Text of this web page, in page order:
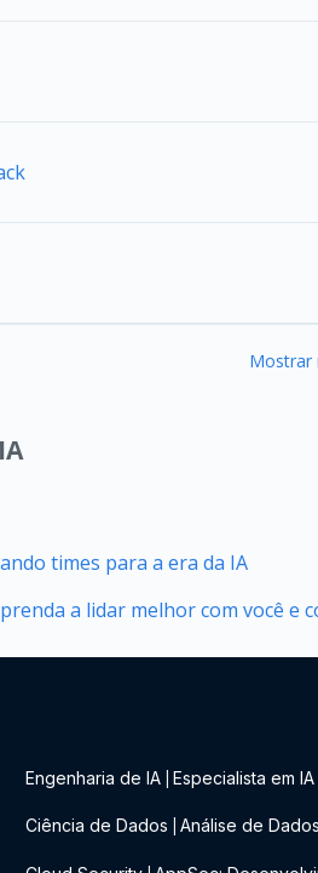
Mostrar
times para a era da IA
a lidar melhor com você e
Engenharia de IA Especialista em IA
Ciência de Dados Análise de Dados